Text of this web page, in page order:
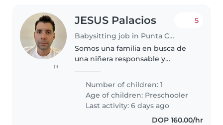
(1)
JESUS Palacios
Babysitting job in Punta Cana
5
Somos una familia en busca de
una niñera responsable y
energético/a, juguetón/a e
inteligente. Nos encantaría
alguien que se..
Number of children: 1
Age of children: Preschooler
Last activity: 6 days ago
DOP 160.00/hr